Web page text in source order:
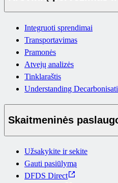
Integruoti sprendimai
Transportavimas
Pramonės
Atvejų analizės
Tinklaraštis
Understanding
Skaitmeninės
Užsakykite ir sekite
Gauti pasiūlymą
DFDS Direct